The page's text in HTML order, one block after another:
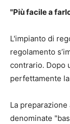
"Più facile a
L'impianto di
regolamento
contrario. Dopo
perfettamente
La
denominate